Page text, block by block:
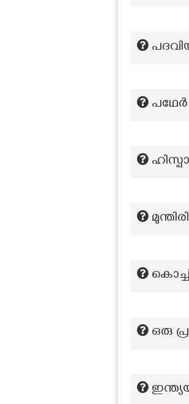
ഒരു